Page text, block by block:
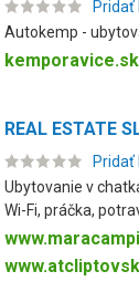
Pridať
Autokemp -
kemporavice.sk
REAL ESTATE
Pridať
Ubytovanie v
Wi-Fi, práčka,